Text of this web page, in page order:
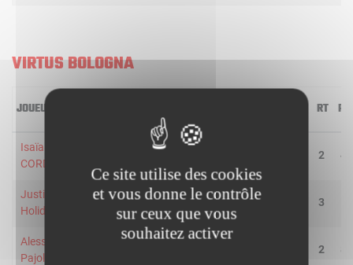
VIRTUS BOLOGNA
JOUEUR RT PD
Isaïa
CORDINIER
2 4
Justin
Holiday
10 0/0 1/2 50.0 0/0 3
Alessandro
Pajola
2
Ce site utilise des cookies
et vous donne le contrôle
sur ceux que vous
souhaitez activer